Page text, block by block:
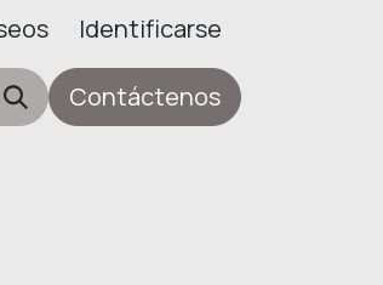
Identificarse
Contáctenos